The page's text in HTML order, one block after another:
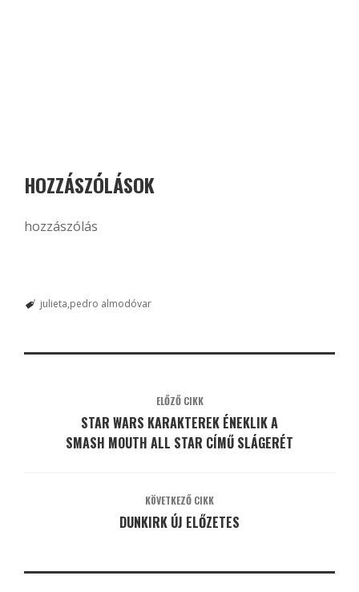
HOZZÁSZÓLÁSOK
hozzászólás
julieta pedro almodóvar
ELŐZŐ CIKK
STAR WARS KARAKTEREK ÉNEKLIK A
SMASH MOUTH ALL STAR CÍMŰ SLÁGERÉT
KÖVETKEZŐ CIKK
DUNKIRK ÚJ ELŐZETES